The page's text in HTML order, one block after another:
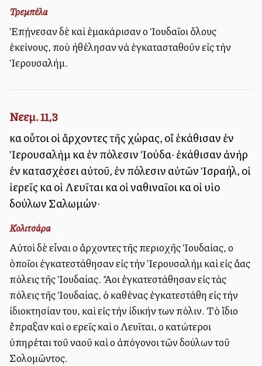
Τρεμπέλα
Ἐπῄνεσαν δὲ καὶ ἐμακάρισαν οἱ Ἰουδαῖοι ὅλους
ἐκείνους, ποὺ ἠθέλησαν νὰ ἐγκατασταθοῦν εἰς τὴν
Ἱερουσαλήμ.
Νεεμ. 11,3
καὶ οὗτοι οἱ ἄρχοντες τῆς χώρας, οἳ ἐκάθισαν ἐν
Ἱερουσαλὴμ καὶ ἐν πόλεσιν Ἰούδα· ἐκάθισαν ἀνὴρ
ἐν κατασχέσει αὐτοῦ, ἐν πόλεσιν αὐτῶν Ἰσραήλ, οἱ
ἱερεῖς καὶ οἱ Λευῖται καὶ οἱ ναθιναῖοι καὶ οἱ υἱοὶ
δούλων Σαλωμών·
Κολιτσάρα
Αὐτοὶ δὲ εἶναι οἱ ἄρχοντες τῆς περιοχῆς Ἰουδαίας, οἱ
ὁποῖοι ἐγκατεστάθησαν εἰς τὴν Ἱερουσαλὴμ καὶ εἰς ἄλλας
πόλεις τῆς Ἰουδαίας. Ἄλλοι ἐγκατεστάθησαν εἰς τὰς
πόλεις τῆς Ἰουδαίας, ὁ καθένας ἐγκατεστάθη εἰς τὴν
ἰδιοκτησίαν του, καὶ εἰς τὴν ἰδικήν των πόλιν. Τὸ ἴδιο
ἔπραξαν καὶ οἱ ἱερεῖς καὶ οἱ Λευῖται, οἱ κατώτεροι
ὑπηρέται τοῦ ναοῦ καὶ οἱ ἀπόγονοι τῶν δούλων τοῦ
Σολομῶντος.